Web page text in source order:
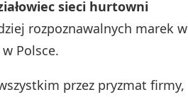
sieci hurtowni
rozpoznawalnych marek w
Polsce.
przez pryzmat firmy,